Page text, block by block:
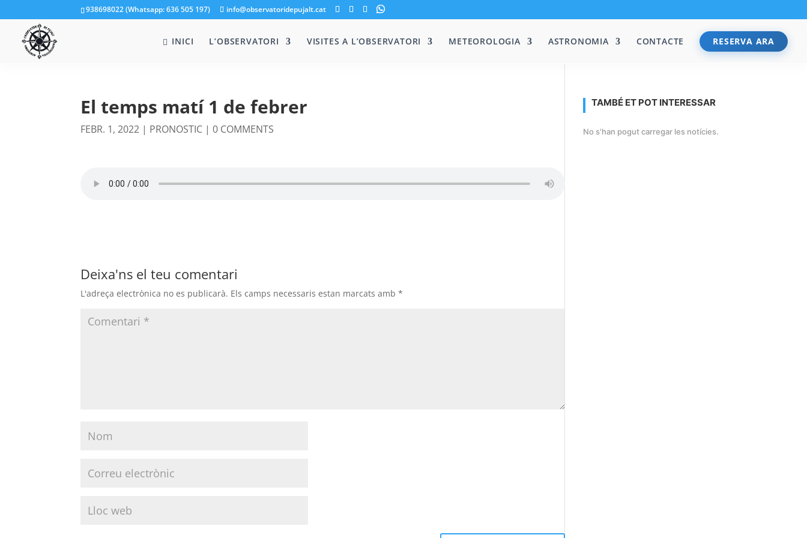
938698022 (Whatsapp: 636 505 197) info@observatoridepujalt.cat
INICI L’OBSERVATORI VISITES A L’OBSERVATORI METEOROLOGIA ASTRONOMIA CONTACTE RESERVA ARA
El temps matí 1 de febrer
FEBR. 1, 2022 | PRONOSTIC |0 COMMENTS
Deixa'ns el teu comentari
L'adreça electrònica no es publicarà. Els camps necessaris estan marcats amb*
TAMBÉ ET POT INTERESSAR
No s'han pogut carregar les notícies.